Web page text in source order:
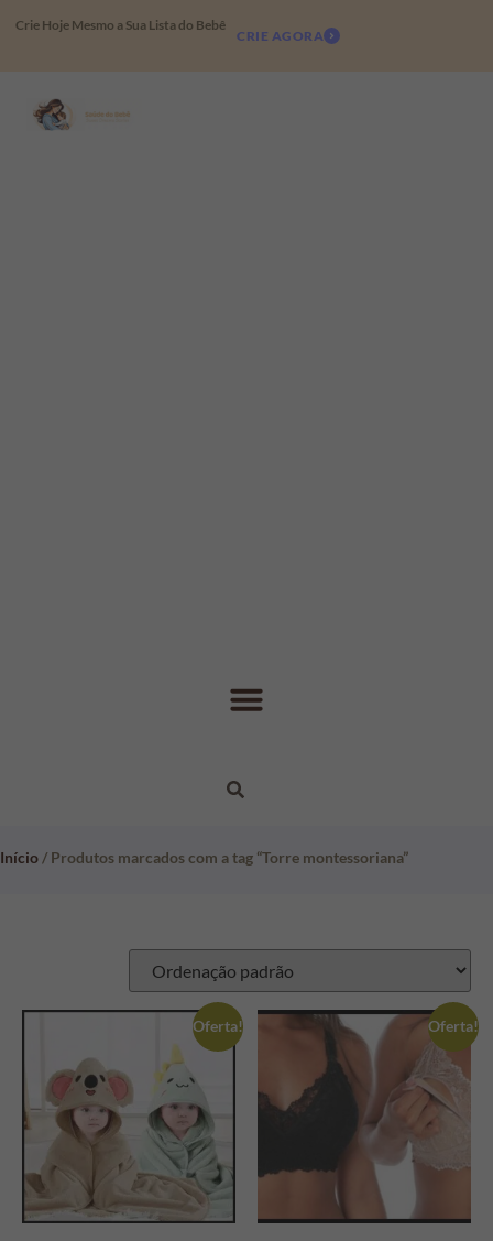
Crie Hoje Mesmo a Sua Lista do Bebê
CRIE AGORA
Início / Produtos marcados com a tag “Torre montessoriana”
Oferta! Oferta!